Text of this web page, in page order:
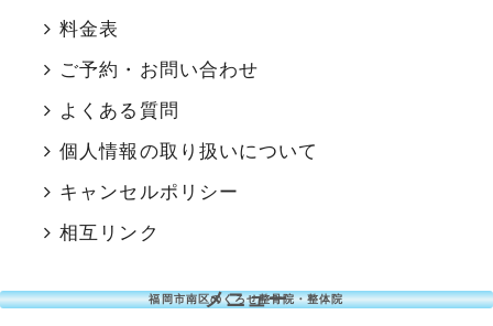
料金表
ご予約・お問い合わせ
よくある質問
個人情報の取り扱いについて
キャンセルポリシー
相互リンク
福岡市南区のくろせ整骨院・整体院
メニュー